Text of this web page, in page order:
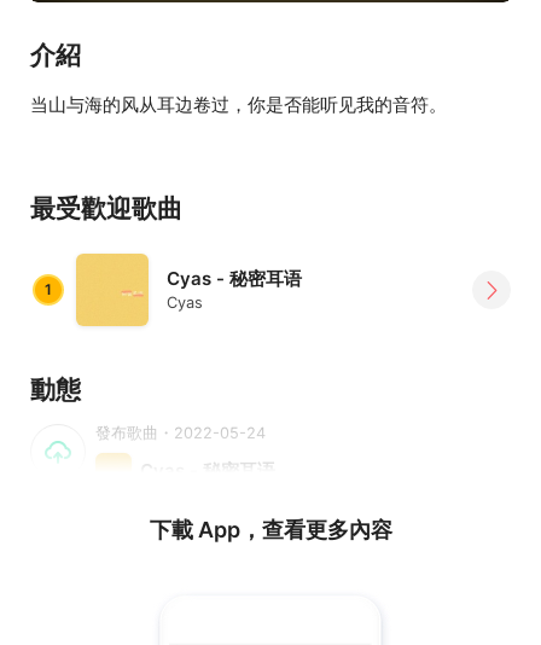
介紹
当山与海的风从耳边卷过，你是否能听见我的音符。
最受歡迎歌曲
1 Cyas - 秘密耳语
Cyas
動態
發布歌曲・2022-05-24
Cyas - 秘密耳语
下載 App，查看更多內容